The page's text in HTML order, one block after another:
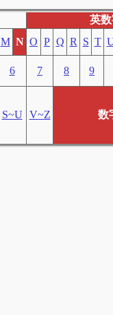
英
M N O P Q R S T
6 7 8
9
S~U V~Z 数